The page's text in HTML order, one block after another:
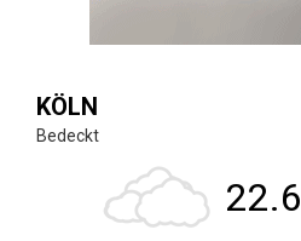
KÖLN
Bedeckt
22.6